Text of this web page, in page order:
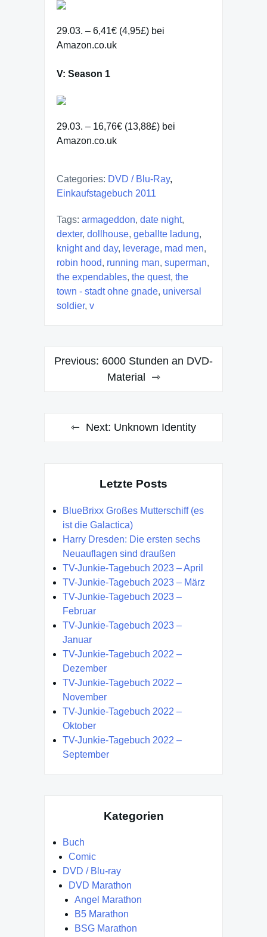
29.03. – 6,41€ (4,95£) bei
Amazon.co.uk
V: Season 1
29.03. – 16,76€ (13,88£) bei
Amazon.co.uk
Categories: DVD / Blu-Ray,
Einkaufstagebuch 2011
Tags: armageddon, date night,
dexter, dollhouse, geballte ladung,
knight and day, leverage, mad men,
robin hood, running man, superman,
the expendables, the quest, the
town - stadt ohne gnade, universal
soldier, v
Post
navigation
Previous: 6000 Stunden an DVD-
Material
Next: Unknown Identity
Letzte Posts
BlueBrixx Großes Mutterschiff (es
ist die Galactica)
Harry Dresden: Die ersten sechs
Neuauflagen sind draußen
TV-Junkie-Tagebuch 2023 – April
TV-Junkie-Tagebuch 2023 – März
TV-Junkie-Tagebuch 2023 –
Februar
TV-Junkie-Tagebuch 2023 –
Januar
TV-Junkie-Tagebuch 2022 –
Dezember
TV-Junkie-Tagebuch 2022 –
November
TV-Junkie-Tagebuch 2022 –
Oktober
TV-Junkie-Tagebuch 2022 –
September
Kategorien
Buch
Comic
DVD / Blu-ray
DVD Marathon
Angel Marathon
B5 Marathon
BSG Marathon